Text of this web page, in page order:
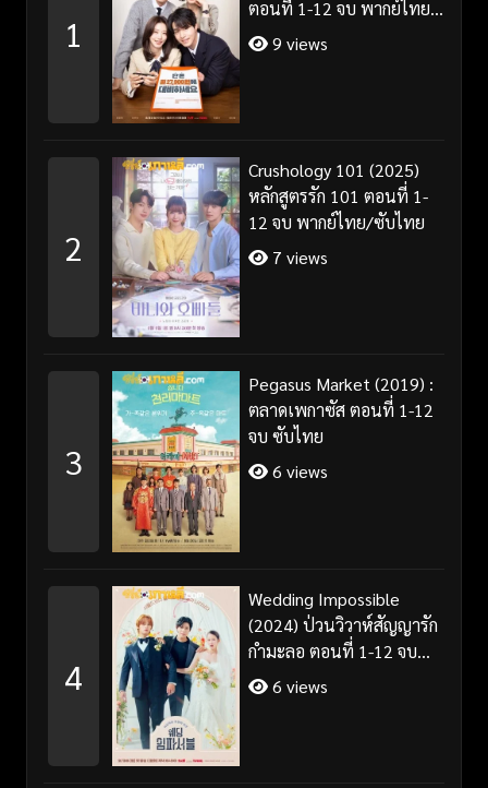
1
ตอนที่ 1-12 จบ พากย์ไทย
ซับไทย
9 views
2
Crushology 101 (2025)
หลักสูตรรัก 101 ตอนที่ 1-
12 จบ พากย์ไทย/ซับไทย
7 views
3
Pegasus Market (2019) :
ตลาดเพกาซัส ตอนที่ 1-12
จบ ซับไทย
6 views
4
Wedding Impossible
(2024) ป่วนวิวาห์สัญญารัก
กำมะลอ ตอนที่ 1-12 จบ
พากย์ไทย/ซับไทย
6 views